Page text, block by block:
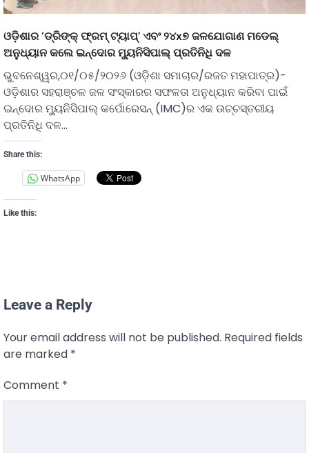
ଓଡ଼ିଶାର ‘ଡ୍ରିଙ୍କ୍ ଫ୍ରମ୍ ଟ୍ୟାପ୍’ ଏବଂ ୨୪x୭ ଜଳଯୋଗାଣ ମଡେଲ୍
ଅନୁଧ୍ୟାନ କଲେ ଇନ୍ଦୋର ମ୍ୟୁନିସିପାଲ୍ ପ୍ରତିନିଧି ଦଳ
ଭୁବନେଶ୍ୱର,୦୧/୦୫/୨୦୨୬ (ଓଡ଼ିଶା ସମାଚାର/ରଜତ ମହାପାତ୍ର)-
ଓଡ଼ିଶାର ସହରାଞ୍ଚଳ ଜଳ ସଂସ୍କାରର ସଫଳତା ଅନୁଧ୍ୟାନ କରିବା ପାଇଁ
ଇନ୍ଦୋର ମ୍ୟୁନିସିପାଲ୍ କର୍ପୋରେସନ୍ (IMC)ର ଏକ ଉଚ୍ଚସ୍ତରୀୟ
ପ୍ରତିନିଧି ଦଳ…
Share this:
WhatsApp
Like this:
Leave a Reply
Your email address will not be published. Required fields
are marked *
Comment *